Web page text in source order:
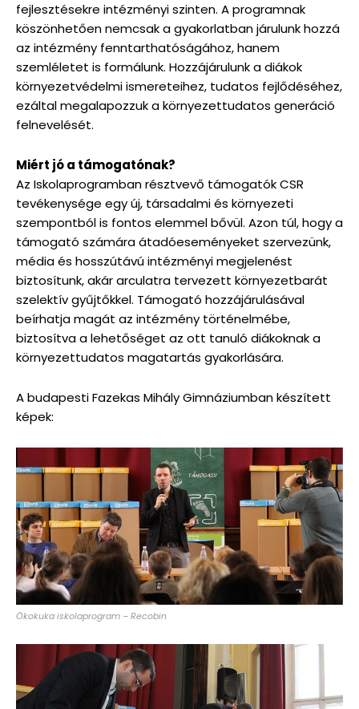
fejlesztésekre intézményi szinten. A programnak
köszönhetően nemcsak a gyakorlatban járulunk hozzá
az intézmény fenntarthatóságához, hanem
szemléletet is formálunk. Hozzájárulunk a diákok
környezetvédelmi ismereteihez, tudatos fejlődéséhez,
ezáltal megalapozzuk a környezettudatos generáció
felnevelését.
Miért jó a támogatónak?
Az Iskolaprogramban résztvevő támogatók CSR
tevékenysége egy új, társadalmi és környezeti
szempontból is fontos elemmel bővül. Azon túl, hogy a
támogató számára átadóeseményeket szervezünk,
média és hosszútávú intézményi megjelenést
biztosítunk, akár arculatra tervezett környezetbarát
szelektív gyűjtőkkel. Támogató hozzájárulásával
beírhatja magát az intézmény történelmébe,
biztosítva a lehetőséget az ott tanuló diákoknak a
környezettudatos magatartás gyakorlására.
A budapesti Fazekas Mihály Gimnáziumban készített
képek:
Ökokuka iskolaprogram – Recobin